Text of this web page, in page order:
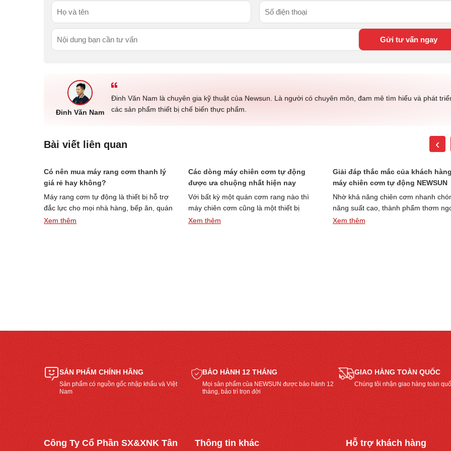
Đinh Văn Nam
Đinh Văn Nam là chuyên gia kỹ thuật của Newsun. Là người có chuyên môn, đam mê tìm hiểu và phát
các sản phẩm thiết bị chế biến thực phẩm.
Bài viết liên quan
Có nên mua máy rang cơm thanh lý
giá rẻ hay không?
Máy rang cơm tự động là thiết bị hỗ trợ
đắc lực cho mọi nhà hàng, bếp ăn, quán
cơm …Đọc thêm »
hay
Xem thêm
Các dòng máy chiên cơm tự động
được ưa chuộng nhất hiện nay
Với bất kỳ một quán cơm rang nào thì
máy chiên cơm cũng là một thiết bị
chuyên dụng không …
nhất
Xem thêm
Giải đáp thắc mắc của khách
máy chiên cơm tự động NEWSUN
Nhờ khả năng chiên cơm nhanh
năng suất cao, thành phẩm thơm
máy chiên cơm tự động đang …
chiên
NEWSUN”
Xem thêm
‹
SẢN PHẨM CHÍNH HÃNG
Sản phẩm có nguồn gốc nhập khẩu và Việt
Nam
BẢO HÀNH 12 THÁNG
Mọi sản phẩm của NEWSUN được bảo hành 12
tháng, bảo trì trọn đời
GIAO HÀNG TOÀN QUỐC
Chúng tôi nhận giao hàng toàn
Công Ty Cổ Phần SX&XNK Tân Thông tin khác Hỗ trợ khách hàng